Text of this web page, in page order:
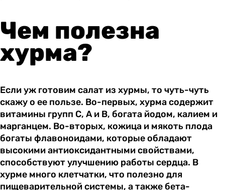
Чем полезна
хурма?
Если уж готовим салат из хурмы, то чуть-чуть
скажу о ее пользе. Во-первых, хурма содержит
витамины групп С, А и В, богата йодом, калием и
марганцем. Во-вторых, кожица и мякоть плода
богаты флавоноидами, которые обладают
высокими антиоксидантными свойствами,
способствуют улучшению работы сердца. В
хурме много клетчатки, что полезно для
пищеварительной системы, а также бета-